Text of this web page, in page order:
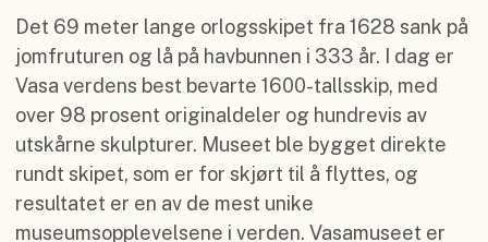
Det 69 meter lange orlogsskipet fra 1628 sank på
jomfruturen og lå på havbunnen i 333 år. I dag er
Vasa verdens best bevarte 1600-tallsskip, med
over 98 prosent originaldeler og hundrevis av
utskårne skulpturer. Museet ble bygget direkte
rundt skipet, som er for skjørt til å flyttes, og
resultatet er en av de mest unike
museumsopplevelsene i verden. Vasamuseet er